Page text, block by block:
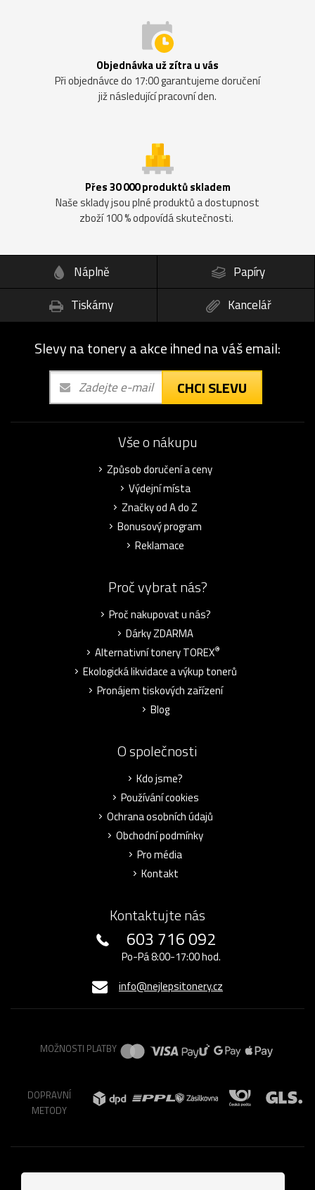
Objednávka už zítra u vás
Při objednávce do 17:00 garantujeme doručení
již následující pracovní den.
Přes 30 000 produktů skladem
Naše sklady jsou plné produktů a dostupnost
zboží 100 % odpovídá skutečnosti.
Náplně
Papíry
Tiskárny
Kancelář
Slevy na tonery a akce ihned na váš email:
CHCI SLEVU
Vše o nákupu
Způsob doručení a ceny
Výdejní místa
Značky od A do Z
Bonusový program
Reklamace
Proč vybrat nás?
Proč nakupovat u nás?
Dárky ZDARMA
Alternativní tonery TOREX®
Ekologická likvidace a výkup tonerů
Pronájem tiskových zařízení
Blog
O společnosti
Kdo jsme?
Používání cookies
Ochrana osobních údajů
Obchodní podmínky
Pro média
Kontakt
Kontaktujte nás
603 716 092
Po-Pá 8:00-17:00 hod.
info@nejlepsitonery.cz
MOŽNOSTI PLATBY
DOPRAVNÍ
METODY